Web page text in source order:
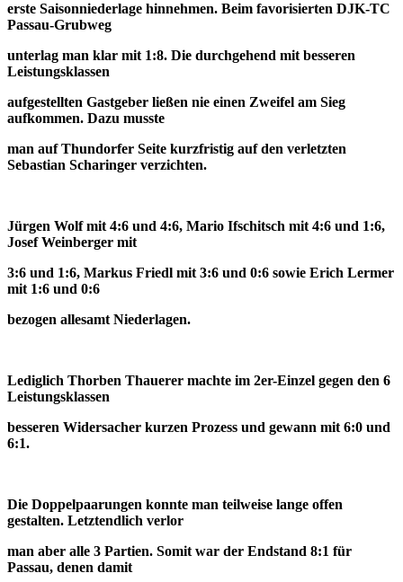
erste Saisonniederlage hinnehmen. Beim favorisierten DJK-TC
Passau-Grubweg
unterlag man klar mit 1:8. Die durchgehend mit besseren
Leistungsklassen
aufgestellten Gastgeber ließen nie einen Zweifel am Sieg
aufkommen. Dazu musste
man auf Thundorfer Seite kurzfristig auf den verletzten
Sebastian Scharinger verzichten.
Jürgen Wolf mit 4:6 und 4:6, Mario Ifschitsch mit 4:6 und 1:6,
Josef Weinberger mit
3:6 und 1:6, Markus Friedl mit 3:6 und 0:6 sowie Erich Lermer
mit 1:6 und 0:6
bezogen allesamt Niederlagen.
Lediglich Thorben Thauerer machte im 2er-Einzel gegen den 6
Leistungsklassen
besseren Widersacher kurzen Prozess und gewann mit 6:0 und
6:1.
Die Doppelpaarungen konnte man teilweise lange offen
gestalten. Letztendlich verlor
man aber alle 3 Partien. Somit war der Endstand 8:1 für
Passau, denen damit